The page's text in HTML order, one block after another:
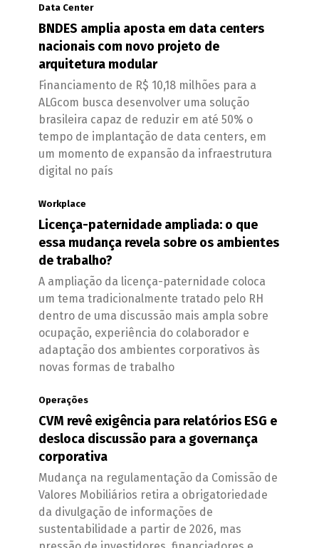
Data Center
BNDES amplia aposta em data centers
nacionais com novo projeto de
arquitetura modular
Financiamento de R$ 10,18 milhões para a
ALGcom busca desenvolver uma solução
brasileira capaz de reduzir em até 50% o
tempo de implantação de data centers, em
um momento de expansão da infraestrutura
digital no país
Workplace
Licença-paternidade ampliada: o que
essa mudança revela sobre os ambientes
de trabalho?
A ampliação da licença-paternidade coloca
um tema tradicionalmente tratado pelo RH
dentro de uma discussão mais ampla sobre
ocupação, experiência do colaborador e
adaptação dos ambientes corporativos às
novas formas de trabalho
Operações
CVM revê exigência para relatórios ESG e
desloca discussão para a governança
corporativa
Mudança na regulamentação da Comissão de
Valores Mobiliários retira a obrigatoriedade
da divulgação de informações de
sustentabilidade a partir de 2026, mas